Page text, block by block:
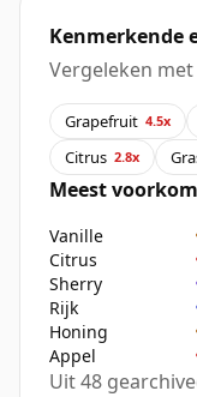
Kenmerkende
Vergeleken
Grapefruit 4.5x
Citrus 2.8x
Meest
Vanille
Citrus
Sherry
Rijk
Honing
Appel
Uit 48